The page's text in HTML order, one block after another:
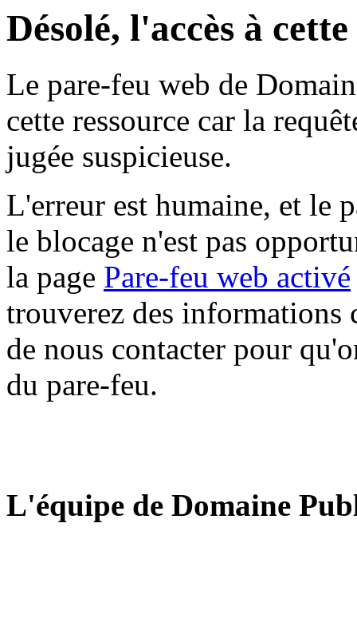
Désolé, l'accès à
Le pare-feu web de
cette ressource car la
jugée suspicieuse.
L'erreur est humaine, et le
le blocage n'est pas
la page Pare-feu web activé
trouverez des informations
de nous contacter pour
du pare-feu.
L'équipe de Domaine